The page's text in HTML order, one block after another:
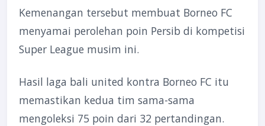
Kemenangan tersebut membuat Borneo FC
menyamai perolehan poin Persib di kompetisi
Super League musim ini.
Hasil laga bali united kontra Borneo FC itu
memastikan kedua tim sama-sama
mengoleksi 75 poin dari 32 pertandingan.